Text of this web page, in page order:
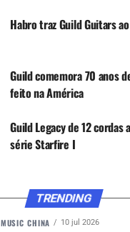
Habro traz Guild Guitars
Guild comemora 70 anos
feito na América
Guild Legacy de 12 cordas
série Starfire I
TRENDING
MUSIC CHINA 10 jul 2026